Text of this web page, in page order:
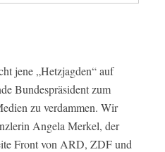
jene „Hetzjagden“ auf
Bundespräsident zum
zu verdammen. Wir
Angela Merkel, der
Front von ARD, ZDF und